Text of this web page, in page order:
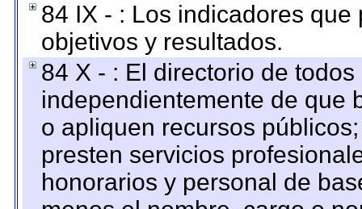
84 IX - : Los indicadores
objetivos y resultados.
84 X - : El directorio de
independientemente de que
o apliquen recursos
presten servicios
honorarios y personal de